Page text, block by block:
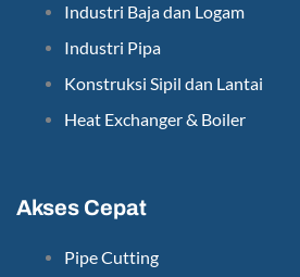
Industri Baja dan Logam
Industri Pipa
Konstruksi Sipil dan Lantai
Heat Exchanger & Boiler
Akses Cepat
Pipe Cutting